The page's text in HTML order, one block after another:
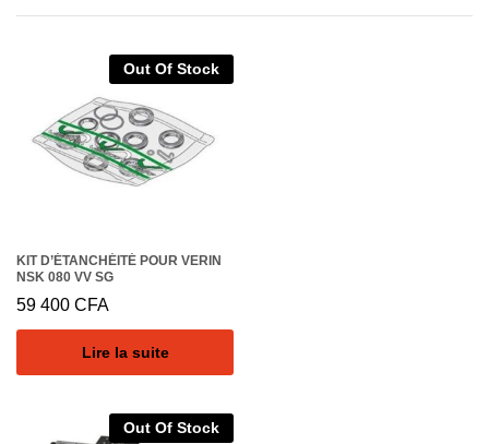
Out Of Stock
KIT D’ÉTANCHÉITÉ POUR VERIN
NSK 080 VV SG
59 400 CFA
Lire la suite
Out Of Stock